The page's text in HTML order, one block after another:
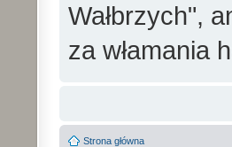
Wałbrzych",
za włamania
Strona główna